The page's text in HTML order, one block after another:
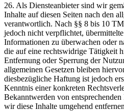
26. Als Diensteanbieter sind wir
Inhalte auf diesen Seiten nach den
verantwortlich. Nach §§ 8 bis 10
jedoch nicht verpflichtet,
Informationen zu überwachen oder
die auf eine rechtswidrige Tätigkeit
Entfernung oder Sperrung der
allgemeinen Gesetzen bleiben
diesbezügliche Haftung ist jedoch
Kenntnis einer konkreten
Bekanntwerden von
wir diese Inhalte umgehend